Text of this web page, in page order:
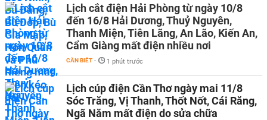
Lịch cắt điện Hải Phòng từ ngày 10/8
đến 16/8 Hải Dương, Thuỷ Nguyên,
Thanh Miện, Tiên Lãng, An Lão, Kiến An,
Cẩm Giàng mất điện nhiều nơi
CẦN BIẾT - 1 phút trước
Lịch cúp điện Cần Thơ ngày mai 11/8
Sóc Trăng, Vị Thanh, Thốt Nốt, Cái Răng,
Ngã Năm mất điện do sửa chữa